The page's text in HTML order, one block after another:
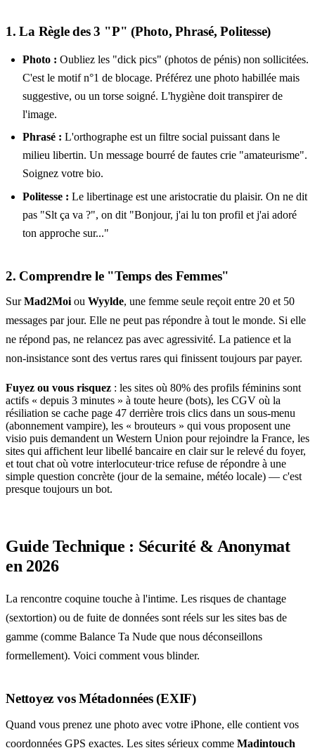
1. La Règle des 3 "P" (Photo, Phrasé, Politesse)
Photo : Oubliez les "dick pics" (photos de pénis) non sollicitées.
C'est le motif n°1 de blocage. Préférez une photo habillée mais
suggestive, ou un torse soigné. L'hygiène doit transpirer de
l'image.
Phrasé : L'orthographe est un filtre social puissant dans le
milieu libertin. Un message bourré de fautes crie "amateurisme".
Soignez votre bio.
Politesse : Le libertinage est une aristocratie du plaisir. On ne dit
pas "Slt ça va ?", on dit "Bonjour, j'ai lu ton profil et j'ai adoré
ton approche sur..."
2. Comprendre le "Temps des Femmes"
SurMad2Moi ou Wyylde, une femme seule reçoit entre 20 et 50
messages par jour. Elle ne peut pas répondre à tout le monde. Si elle
ne répond pas, ne relancez pas avec agressivité. La patience et la
non-insistance sont des vertus rares qui finissent toujours par payer.
Fuyez ou vous risquez : les sites où 80% des profils féminins sont
actifs « depuis 3 minutes » à toute heure (bots), les CGV où la
résiliation se cache page 47 derrière trois clics dans un sous-menu
(abonnement vampire), les « brouteurs » qui vous proposent une
visio puis demandent un Western Union pour rejoindre la France, les
sites qui affichent leur libellé bancaire en clair sur le relevé du foyer,
et tout chat où votre interlocuteur·trice refuse de répondre à une
simple question concrète (jour de la semaine, météo locale) — c'est
presque toujours un bot.
Guide Technique : Sécurité & Anonymat
en 2026
La rencontre coquine touche à l'intime. Les risques de chantage
(sextortion) ou de fuite de données sont réels sur les sites bas de
gamme (comme Balance Ta Nude que nous déconseillons
formellement). Voici comment vous blinder.
Nettoyez vos Métadonnées (EXIF)
Quand vous prenez une photo avec votre iPhone, elle contient vos
coordonnées GPS exactes. Les sites sérieux comme Madintouch